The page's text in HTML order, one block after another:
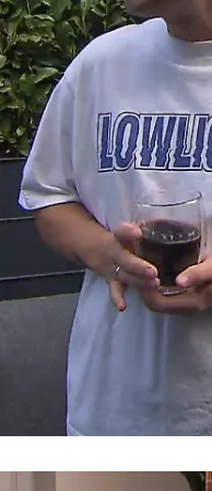
Wenn das Wetter stimmt